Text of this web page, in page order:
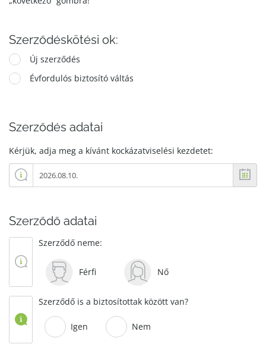
Szerződéskötési ok:
Új szerződés
Évfordulós biztosító váltás
Szerződés adatai
Kérjük, adja meg a kívánt kockázatviselési kezdetet:
Szerződő adatai
Szerződő neme:
Férfi Nő
Szerződő is a biztosítottak között van?
Igen Nem